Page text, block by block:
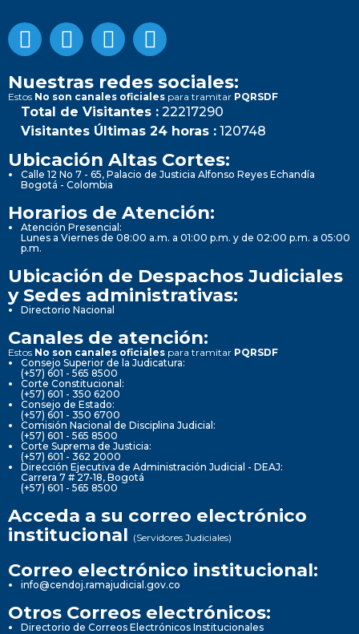
Nuestras redes sociales:
Estos No son canales oficiales para tramitar PQRSDF
Total de Visitantes : 22217290
Visitantes Últimas 24 horas : 120748
Ubicación Altas Cortes:
Calle 12 No 7 - 65, Palacio de Justicia Alfonso Reyes Echandía
Bogotá - Colombia
Horarios de Atención:
Atención Presencial:
Lunes a Viernes de 08:00 a.m. a 01:00 p.m. y de 02:00 p.m. a 05:00
p.m.
Ubicación de Despachos Judiciales
y Sedes administrativas:
Directorio Nacional
Canales de atención:
Estos No son canales oficiales para tramitar PQRSDF
Consejo Superior de la Judicatura:
(+57) 601 - 565 8500
Corte Constitucional:
(+57) 601 - 350 6200
Consejo de Estado:
(+57) 601 - 350 6700
Comisión Nacional de Disciplina Judicial:
(+57) 601 - 565 8500
Corte Suprema de Justicia:
(+57) 601 - 362 2000
Dirección Ejecutiva de Administración Judicial - DEAJ:
Carrera 7 # 27-18, Bogotá
(+57) 601 - 565 8500
Acceda a su correo electrónico
institucional (Servidores Judiciales)
Correo electrónico institucional:
info@cendoj.ramajudicial.gov.co
Otros Correos electrónicos:
Directorio de Correos Electrónicos Institucionales